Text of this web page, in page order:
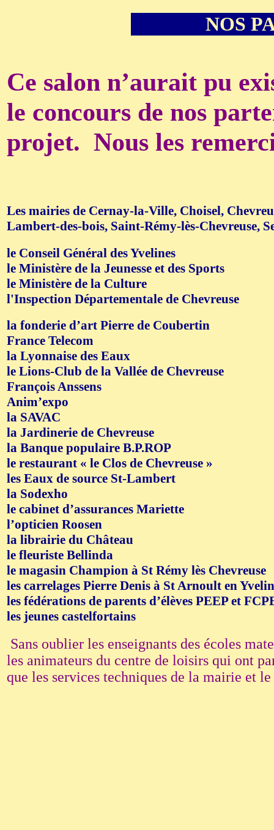
NOS
Ce salon n’aurait pu
le concours de nos
projet. Nous les
Les mairies de Cernay-la-Ville, Choisel,
Lambert-des-bois, Saint-Rémy-lès-Chevreuse,
le Conseil Général des Yvelines
le Ministère de la Jeunesse et des Sports
le Ministère de la Culture
l'Inspection Départementale de Chevreuse
la fonderie d’art Pierre de Coubertin
France Telecom
la Lyonnaise des Eaux
le Lions-Club de la Vallée de Chevreuse
François Anssens
Anim’expo
la SAVAC
la Jardinerie de Chevreuse
la Banque populaire B.P.ROP
le restaurant « le Clos de Chevreuse »
les Eaux de source St-Lambert
la Sodexho
le cabinet d’assurances Mariette
l’opticien Roosen
la librairie du Château
le fleuriste Bellinda
le magasin Champion à St Rémy lès Chevreuse
les carrelages Pierre Denis à St Arnoult en
les fédérations de parents d’élèves PEEP et
les jeunes castelfortains
Sans oublier les enseignants des écoles
les animateurs du centre de loisirs qui ont
que les services techniques de la mairie et